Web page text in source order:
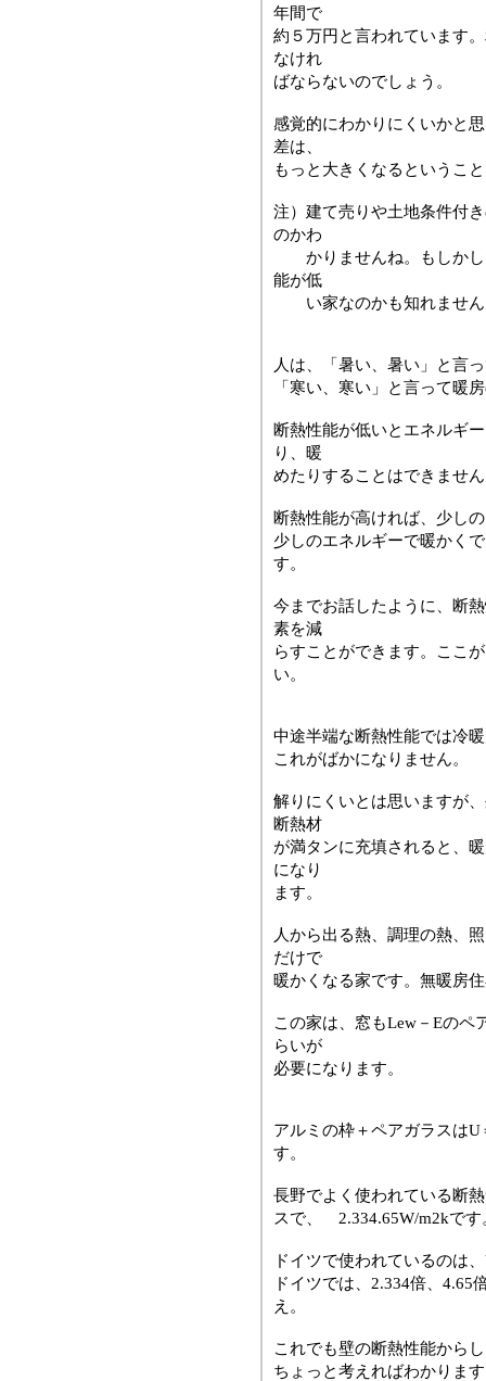
年間で
約５万円と言われています
なけれ
ばならないのでしょう。
感覚的にわかりにくいかと
差は、
もっと大きくなるというこ
注）建て売りや土地条件付
のかわ
かりませんね。もしかし
能が低
い家なのかも知れません
人は、「暑い、暑い」と言
「寒い、寒い」と言って暖
断熱性能が低いとエネルギ
り、暖
めたりすることはできませ
断熱性能が高ければ、少し
少しのエネルギーで暖かく
す。
今までお話したように、断
素を減
らすことができます。ここ
い。
中途半端な断熱性能では冷
これがばかになりません。
解りにくいとは思いますが
断熱材
が満タンに充填されると、
になり
ます。
人から出る熱、調理の熱、
だけで
暖かくなる家です。無暖房
この家は、窓もLew－Eのペ
らいが
必要になります。
アルミの枠＋ペアガラスは
す。
長野でよく使われている断
スで、 2.334.65W/m2kです
ドイツで使われているのは
ドイツでは、2.334倍、4.65
え。
これでも壁の断熱性能から
ちょっと考えればわかりま